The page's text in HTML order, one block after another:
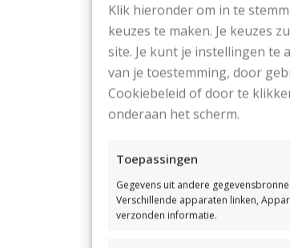
Klik hieronder om in te
keuzes te maken. Je keuzes
site. Je kunt je instellingen te
van je toestemming, door
Cookiebeleid of door te
onderaan het scherm.
Toepassingen
Gegevens uit andere
Verschillende apparaten linken,
verzonden informatie.
De kussenhoes heeft
Het is de bedoeling dat
Steekverhouding:
In Tricotsteek met van
Proeflapje 10×10 cm is
Indien afwijkend, de